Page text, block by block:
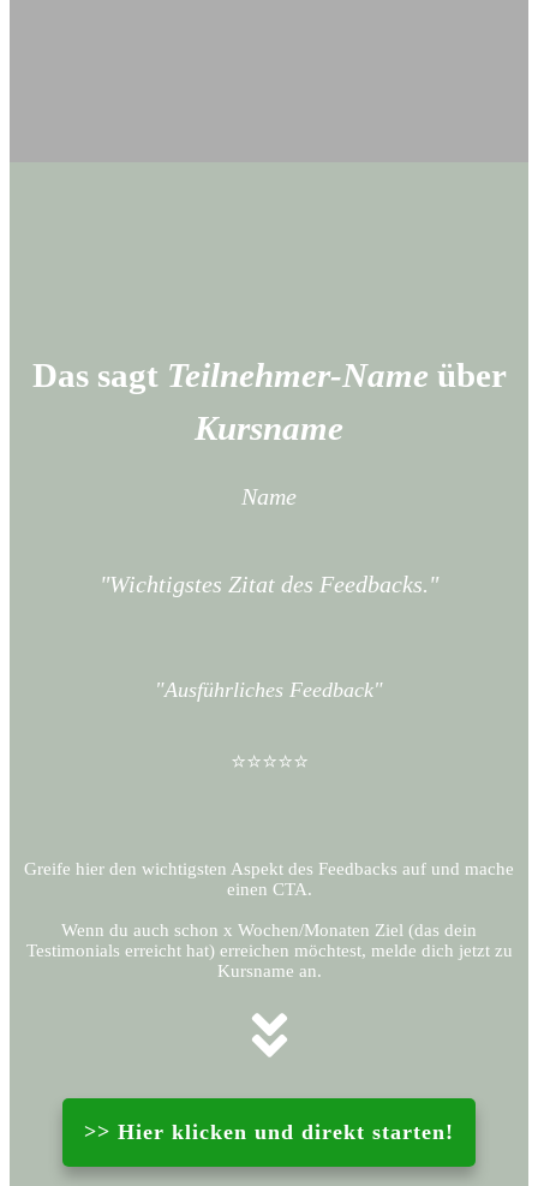
Das sagt Teilnehmer-Name über
Kursname
Name
"Wichtigstes Zitat des Feedbacks."
"Ausführliches Feedback"
⭐⭐⭐⭐⭐
Greife hier den wichtigsten Aspekt des Feedbacks auf und mache
einen CTA.
Wenn du auch schon x Wochen/Monaten Ziel (das dein
Testimonials erreicht hat) erreichen möchtest, melde dich jetzt zu
Kursname an.
>> Hier klicken und direkt starten!